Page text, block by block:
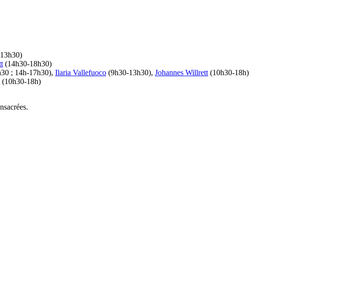
(14h30-18h30)
; 14h-17h30), Ilaria Vallefuoco (9h30-13h30), Johannes Willrett (10h30-18h)
(10h30-18h)